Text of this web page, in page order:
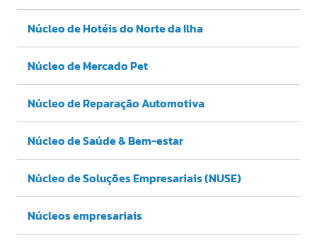
Núcleo de Hotéis do Norte da Ilha
Núcleo de Mercado Pet
Núcleo de Reparação Automotiva
Núcleo de Saúde & Bem-estar
Núcleo de Soluções Empresariais (NUSE)
Núcleos empresariais